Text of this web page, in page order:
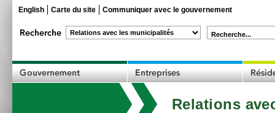
English Carte du site Communiquer avec le gouvernement
Recherche...
Relations